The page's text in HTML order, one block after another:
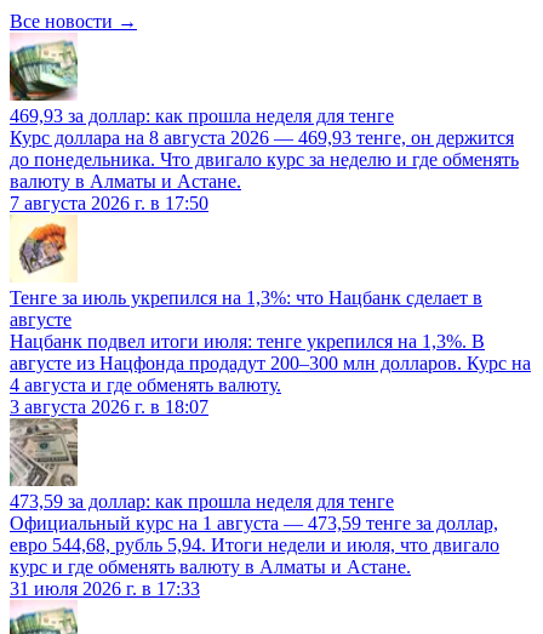
Все новости →
469,93 за доллар: как прошла неделя для тенге
Курс доллара на 8 августа 2026 — 469,93 тенге, он держится
до понедельника. Что двигало курс за неделю и где обменять
валюту в Алматы и Астане.
7 августа 2026 г. в 17:50
Тенге за июль укрепился на 1,3%: что Нацбанк сделает в
августе
Нацбанк подвел итоги июля: тенге укрепился на 1,3%. В
августе из Нацфонда продадут 200–300 млн долларов. Курс на
4 августа и где обменять валюту.
3 августа 2026 г. в 18:07
473,59 за доллар: как прошла неделя для тенге
Официальный курс на 1 августа — 473,59 тенге за доллар,
евро 544,68, рубль 5,94. Итоги недели и июля, что двигало
курс и где обменять валюту в Алматы и Астане.
31 июля 2026 г. в 17:33